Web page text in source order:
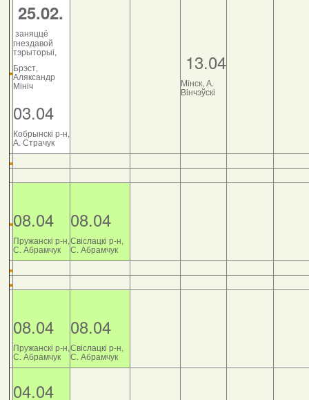
25.02.
заняццё
гнездавой
тэрыторыі,
Брэст,
Аляксандр
Мініч
03.04
Кобрынскі р-н,
А. Страчук
13.04
Мінск, А.
Вінчэўскі
08.04
Пружанскі р-н,
С. Абрамчук
08.04
Свіслацкі р-н,
С. Абрамчук
08.04
Пружанскі р-н,
С. Абрамчук
08.04
Свіслацкі р-н,
С. Абрамчук
04.04